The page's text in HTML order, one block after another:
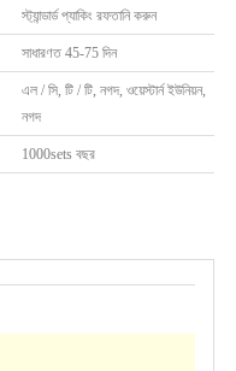
স্ট্যান্ডার্ড প্যাকিং রফতানি করুন
সাধারণত 45-75 দিন
এল / সি, টি / টি, নগদ, ওয়েস্টার্ন ইউনিয়ন,
নগদ
1000sets বছর